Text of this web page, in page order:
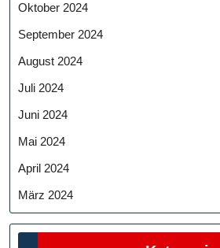
Oktober 2024
September 2024
August 2024
Juli 2024
Juni 2024
Mai 2024
April 2024
März 2024